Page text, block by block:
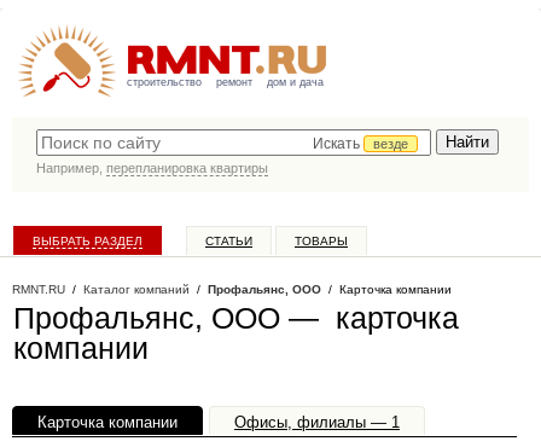
строительство ремонт дом и дача
Искать
везде
Например, перепланировка квартиры
ВЫБРАТЬ РАЗДЕЛ СТАТЬИ ТОВАРЫ
RMNT.RU / Каталог компаний / Профальянс, ООО / Карточка компании
Профальянс, ООО — карточка
компании
Карточка компании Офисы, филиалы — 1